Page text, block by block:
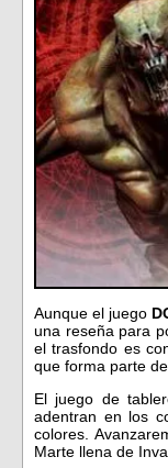
Aunque el juego
una reseña para
el trasfondo es
que forma parte
El juego de
adentran en los
colores.
Marte llena de